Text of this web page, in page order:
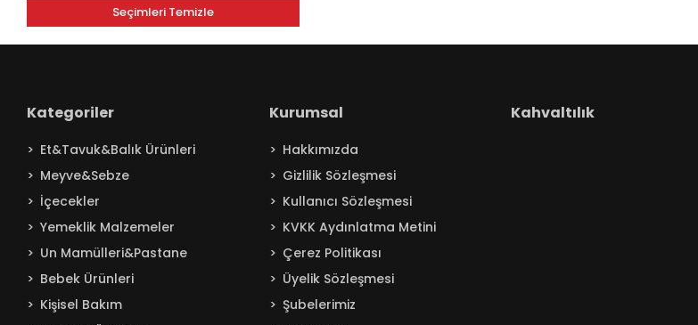
ATILGAN
Avşar
Baby Turco
Badem
Bağdat
Bebelac
Beta
Seçimleri Temizle
Kategoriler
Et&Tavuk&Balık Ürünleri
Meyve&Sebze
İçecekler
Yemeklik Malzemeler
Un Mamülleri&Pastane
Bebek Ürünleri
Kişisel Bakım
Kurumsal
Hakkımızda
Gizlilik Sözleşmesi
Kullanıcı Sözleşmesi
KVKK Aydınlatma Metini
Çerez Politikası
Üyelik Sözleşmesi
Şubelerimiz
Kahvaltılık